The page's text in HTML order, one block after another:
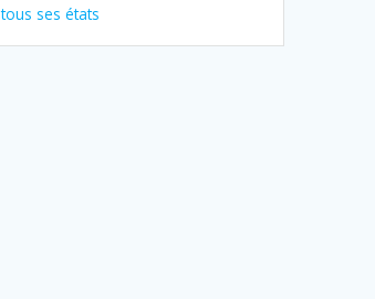
tous ses états